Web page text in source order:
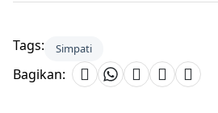
Tags: Simpati
Bagikan: